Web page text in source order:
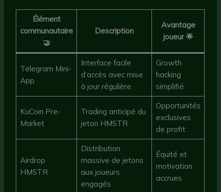
Élément
communautaire
🤝
Description
Avantage
joueur 🌟
Telegram Mini-
App
Interface facile
d’accès avec mise
à jour régulière
Growth
hacking
simplifié
KuCoin Pre-
Market
Trading anticipé du
jeton HMSTR
Opportunités
exclusives
de profit
Airdrop
HMSTR
Distribution
massive de jetons
aux joueurs
engagés
Équité et
motivation
accrues